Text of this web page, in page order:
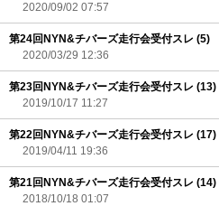
2020/09/02 07:57
第24回NYN&チバーズ走行会受付スレ (5)
2020/03/29 12:36
第23回NYN&チバーズ走行会受付スレ (13)
2019/10/17 11:27
第22回NYN&チバーズ走行会受付スレ (17)
2019/04/11 19:36
第21回NYN&チバーズ走行会受付スレ (14)
2018/10/18 01:07